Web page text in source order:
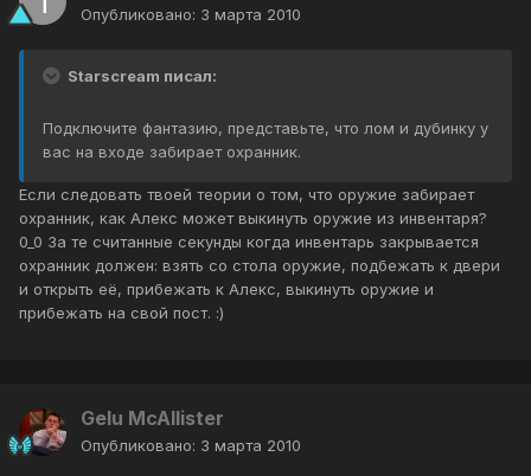
Опубликовано: 3 марта 2010
Starscream писал:
Подключите фантазию, представьте, что лом и дубинку у
вас на входе забирает охранник.
Если следовать твоей теории о том, что оружие забирает
охранник, как Алекс может выкинуть оружие из инвентаря?
0_0 За те считанные секунды когда инвентарь закрывается
охранник должен: взять со стола оружие, подбежать к двери
и открыть её, прибежать к Алекс, выкинуть оружие и
прибежать на свой пост. :)
Gelu McAllister
Опубликовано: 3 марта 2010